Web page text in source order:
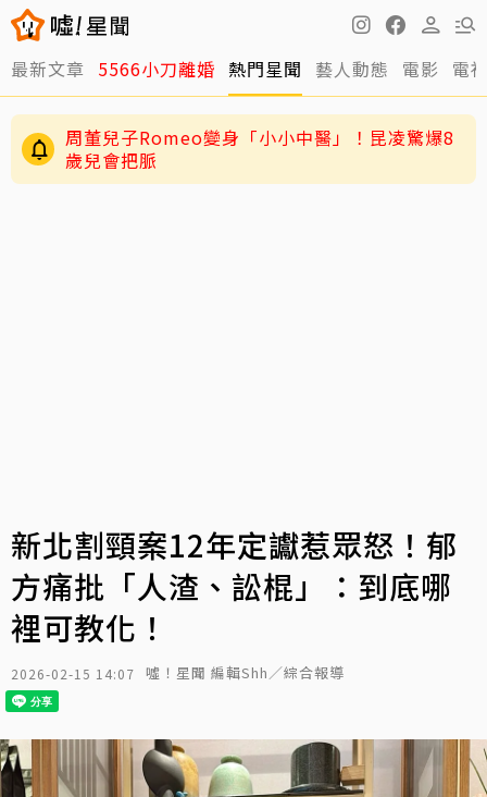
最新文章 5566小刀離婚 熱門星聞 藝人動態 電影 電
男星二度罹急性白血病！淚揭抗癌歷程：痛苦到
不想回想
新北割頸案12年定讞惹眾怒！郁
方痛批「人渣、訟棍」：到底哪
裡可教化！
2026-02-15 14:07 噓！星聞 編輯Shh／綜合報導